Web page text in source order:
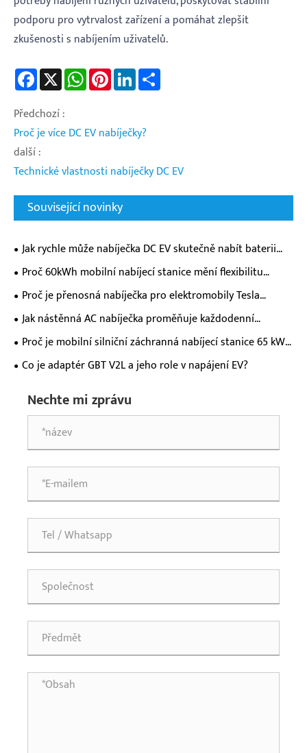
podporu pro vytrvalost zařízení a pomáhat zlepšit
zkušenosti s nabíjením uživatelů.
Facebook WhatsAppPinterestLinkedIn
Předchozí :
Proč je více DC EV nabíječky?
další :
Technické vlastnosti nabíječky DC EV
Související novinky
Jak rychle může nabíječka DC EV skutečně nabít baterii
vašeho elektromobilu?
Proč 60kWh mobilní nabíjecí stanice mění flexibilitu
nabíjení elektromobilů?
Proč je přenosná nabíječka pro elektromobily Tesla
nezbytná pro majitele moderních elektrických vozidel?
Jak nástěnná AC nabíječka proměňuje každodenní
zkušenosti s nabíjením elektromobilů?
Proč je mobilní silniční záchranná nabíjecí stanice 65 kWh
nezbytná pro moderní nouzovou podporu elektromobilů?
Co je adaptér GBT V2L a jeho role v napájení EV?
Nechte mi zprávu